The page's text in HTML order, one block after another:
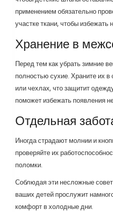
применением обязательно
участке ткани, чтобы избежать
Хранение в
Перед тем как убрать зимние
полностью сухие. Храните их
или чехлах, что защитит
поможет избежать появления
Отдельная
Иногда страдают молнии и
проверяйте их
поломки.
Соблюдая эти несложные
ваших детей прослужит
комфорт в холодные дни.